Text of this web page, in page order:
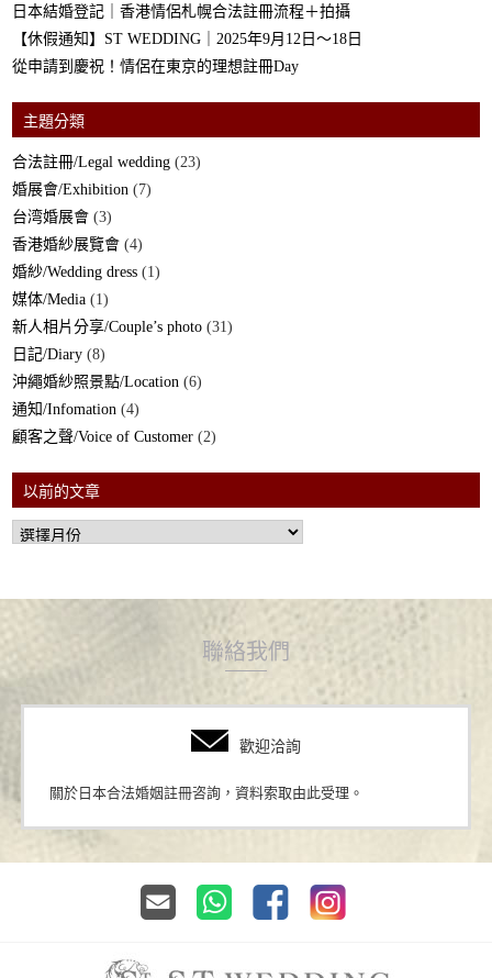
日本結婚登記｜香港情侶札幌合法註冊流程＋拍攝
【休假通知】ST WEDDING｜2025年9月12日～18日
從申請到慶祝！情侶在東京的理想註冊Day
主題分類
合法註冊/Legal wedding (23)
婚展會/Exhibition (7)
台湾婚展會 (3)
香港婚紗展覽會 (4)
婚紗/Wedding dress (1)
媒体/Media (1)
新人相片分享/Couple’s photo (31)
日記/Diary (8)
沖繩婚紗照景點/Location (6)
通知/Infomation (4)
顧客之聲/Voice of Customer (2)
以前的文章
聯絡我們
歡迎洽詢
關於日本合法婚姻註冊咨詢，資料索取由此受理。